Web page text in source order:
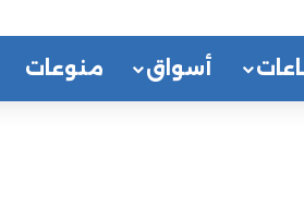
أسواق منوعات